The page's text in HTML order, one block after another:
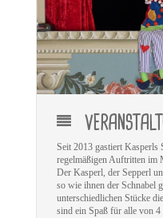
Seit 2013 gastiert Kasperls
regelmäßigen Auftritten im
Der Kasperl, der Sepperl
so wie ihnen der Schnabel
unterschiedlichen Stücke
sind ein Spaß für alle von 4